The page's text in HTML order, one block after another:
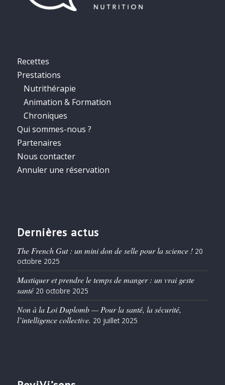
Recettes
Prestations
Nutrithérapie
Animation & Formation
Chroniques
Qui sommes-nous ?
Partenaires
Nous contacter
Annuler une réservation
Dernières actus
The French Gut : un mini don de selle pour la science ! 20
octobre 2025
Mastiquer et prendre le temps de manger : un vrai geste
santé 20 octobre 2025
Non à la Loi Duplomb — Pour la santé, la sécurité,
l’intelligence collective. 20 juillet 2025